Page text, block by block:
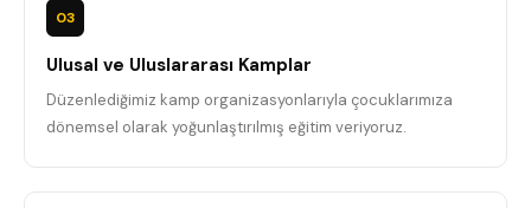
03
Ulusal ve Uluslararası Kamplar
Düzenlediğimiz kamp organizasyonlarıyla çocuklarımıza
dönemsel olarak yoğunlaştırılmış eğitim veriyoruz.